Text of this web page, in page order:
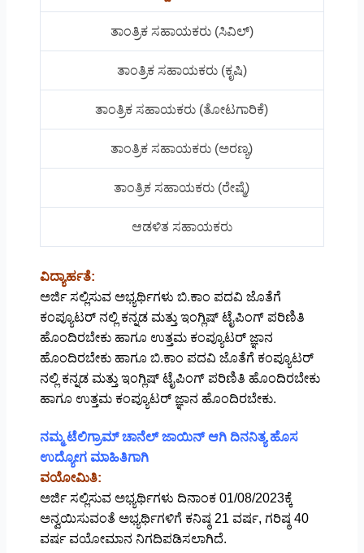
ತಾಂತ್ರಿಕ ಸಹಾಯಕರು (ಸಿವಿಲ್)
ತಾಂತ್ರಿಕ ಸಹಾಯಕರು (ಕೃಷಿ)
ತಾಂತ್ರಿಕ ಸಹಾಯಕರು (ತೋಟಗಾರಿಕೆ)
ತಾಂತ್ರಿಕ ಸಹಾಯಕರು (ಅರಣ್ಯ)
ತಾಂತ್ರಿಕ ಸಹಾಯಕರು (ರೇಷ್ಮೆ)
ಆಡಳಿತ ಸಹಾಯಕರು
ವಿದ್ಯಾರ್ಹತೆ:
ಅರ್ಜಿ ಸಲ್ಲಿಸುವ ಅಭ್ಯರ್ಥಿಗಳು ಬಿ.ಕಾಂ ಪದವಿ ಜೊತೆಗೆ
ಕಂಪ್ಯೂಟರ್ ನಲ್ಲಿ ಕನ್ನಡ ಮತ್ತು ಇಂಗ್ಲಿಷ್ ಟೈಪಿಂಗ್ ಪರಿಣಿತಿ
ಹೊಂದಿರಬೇಕು ಹಾಗೂ ಉತ್ತಮ ಕಂಪ್ಯೂಟರ್ ಜ್ಞಾನ
ಹೊಂದಿರಬೇಕು ಹಾಗೂ ಬಿ.ಕಾಂ ಪದವಿ ಜೊತೆಗೆ ಕಂಪ್ಯೂಟರ್
ನಲ್ಲಿ ಕನ್ನಡ ಮತ್ತು ಇಂಗ್ಲಿಷ್ ಟೈಪಿಂಗ್ ಪರಿಣಿತಿ ಹೊಂದಿರಬೇಕು
ಹಾಗೂ ಉತ್ತಮ ಕಂಪ್ಯೂಟರ್ ಜ್ಞಾನ ಹೊಂದಿರಬೇಕು.
ನಮ್ಮ ಟೆಲಿಗ್ರಾಮ್ ಚಾನೆಲ್ ಜಾಯಿನ್ ಆಗಿ ದಿನನಿತ್ಯ ಹೊಸ
ಉದ್ಯೋಗ ಮಾಹಿತಿಗಾಗಿ
ವಯೋಮಿತಿ:
ಅರ್ಜಿ ಸಲ್ಲಿಸುವ ಅಭ್ಯರ್ಥಿಗಳು ದಿನಾಂಕ 01/08/2023ಕ್ಕೆ
ಅನ್ವಯಿಸುವಂತೆ ಅಭ್ಯರ್ಥಿಗಳಿಗೆ ಕನಿಷ್ಠ 21 ವರ್ಷ, ಗರಿಷ್ಠ 40
ವರ್ಷ ವಯೋಮಾನ ನಿಗದಿಪಡಿಸಲಾಗಿದೆ.